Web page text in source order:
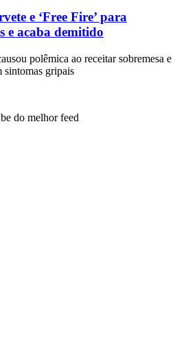
e ‘Free Fire’ para
e acaba demitido
polêmica ao receitar sobremesa e
sintomas gripais
do melhor feed